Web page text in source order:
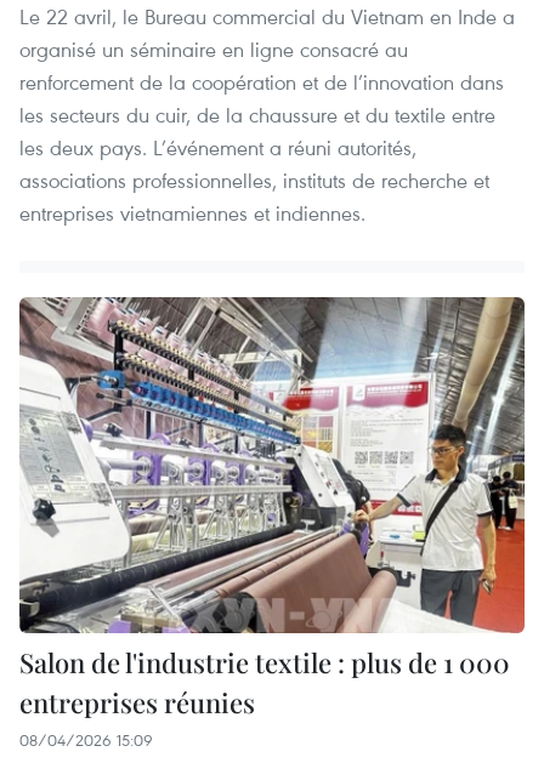
Le 22 avril, le Bureau commercial du Vietnam en Inde a
organisé un séminaire en ligne consacré au
renforcement de la coopération et de l’innovation dans
les secteurs du cuir, de la chaussure et du textile entre
les deux pays. L’événement a réuni autorités,
associations professionnelles, instituts de recherche et
entreprises vietnamiennes et indiennes.
Salon de l'industrie textile : plus de 1 000
entreprises réunies
08/04/2026 15:09